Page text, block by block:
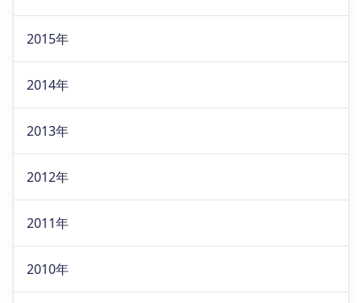
2015年
2014年
2013年
2012年
2011年
2010年